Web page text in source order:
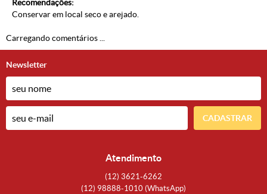
Recomendações:
Conservar em local seco e arejado.
Carregando comentários ...
Newsletter
CADASTRAR
Atendimento
(12) 3621-6262
(12) 98888-1010 (WhatsApp)